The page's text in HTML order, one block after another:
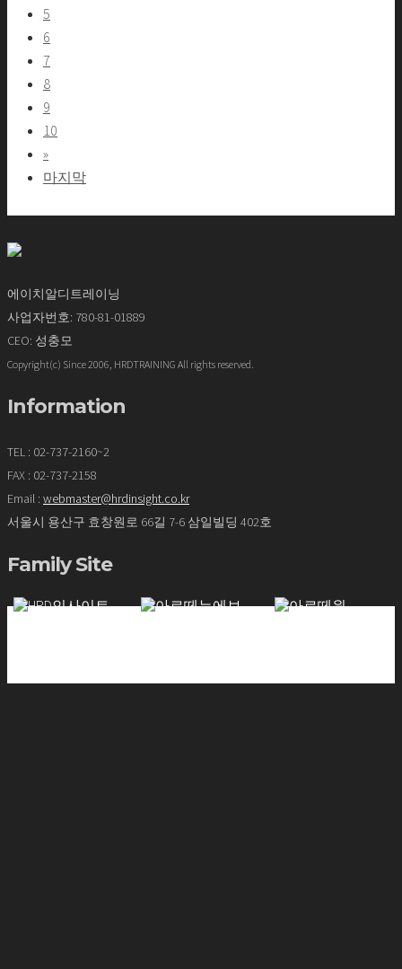
5
6
7
8
9
10
»
마지막
에이치알디트레이닝
사업자번호: 780-81-01889
CEO: 성충모
Copyright(c) Since 2006, HRDTRAINING All rights reserved.
Information
TEL : 02-737-2160~2
FAX : 02-737-2158
Email : webmaster@hrdinsight.co.kr
서울시 용산구 효창원로 66길 7-6 삼일빌딩 402호
Family Site